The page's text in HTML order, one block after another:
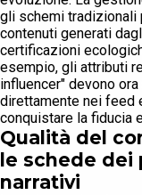
gli schemi tradizionali
contenuti generati
certificazioni
esempio, gli attributi
influencer" devono
direttamente nei feed
conquistare la fiducia
Qualità del
le schede
narrativi